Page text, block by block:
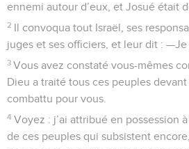
ennemi autour d’eux, et Josué était
2 Il convoqua tout Israël, ses
juges et ses officiers, et leur dit : —Je
3 Vous avez constaté vous-mêmes
Dieu a traité tous ces peuples
combattu pour vous.
4 Voyez : j’ai attribué en possession
de ces peuples qui subsistent